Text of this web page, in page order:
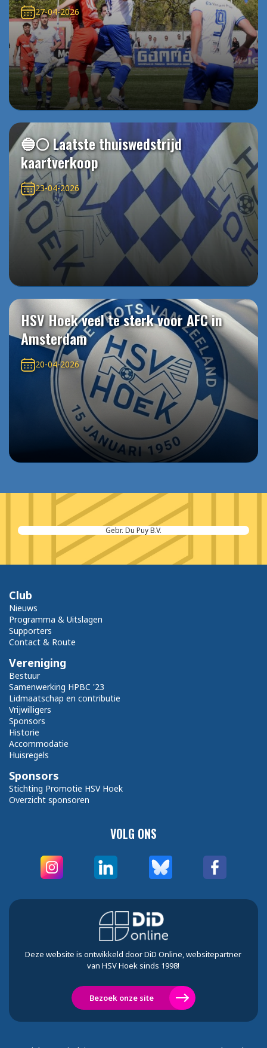
27-04-2026
🔵⚪️ Laatste thuiswedstrijd
kaartverkoop
23-04-2026
HSV Hoek veel te sterk voor AFC in
Amsterdam
20-04-2026
Gebr. Du Puy B.V.
VOLG ONS
Club
Nieuws
Programma & Uitslagen
Supporters
Contact & Route
Vereniging
Bestuur
Samenwerking HPBC '23
Lidmaatschap en contributie
Vrijwilligers
Sponsors
Historie
Accommodatie
Huisregels
Sponsors
Stichting Promotie HSV Hoek
Overzicht sponsoren
Deze website is ontwikkeld door DiD Online, websitepartner
van HSV Hoek sinds 1998!
Bezoek onze site